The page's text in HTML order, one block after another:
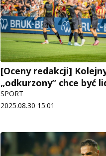
[Oceny redakcji]
„odkurzony” chce być
SPORT
2025.08.30 15:01